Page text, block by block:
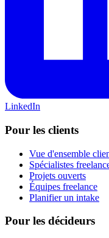
LinkedIn
Pour les clients
Vue d'ensemble
Spécialistes
Projets ouverts
Équipes freelance
Planifier un intake
Pour les décideurs